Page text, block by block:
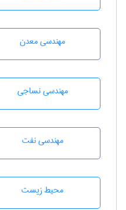
مهندسی معدن
مهندسي نساجی
مهندسی نفت
محيط زيست